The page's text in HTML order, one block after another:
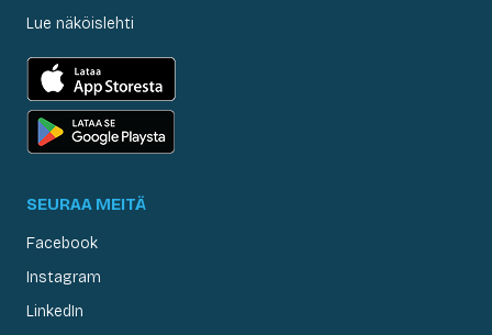
Lue näköislehti
SEURAA MEITÄ
Facebook
Instagram
LinkedIn